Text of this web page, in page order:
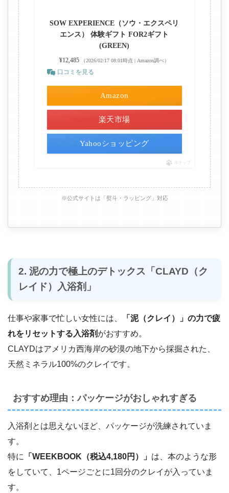
SOW EXPERIENCE（ソウ・エクスペリ
エンス） 体験ギフト FOR2ギフト
(GREEN)
¥12,485 （2026/02/17 08:01時点 | Amazon調べ）
口コミを見る
Amazon
楽天市場
Yahooショッピング
ポチップ
※公式サイトは「熨斗・ラッピング」対応
2. 泥の力で極上のデトックス「CLAYD（ク
レイド）入浴剤」
仕事や家事で忙しい女性には、
「泥（クレイ）」の力で疲
れをリセットする入浴剤 がおすすめ。
CLAYDはアメリカ西海岸の砂漠の地下から採掘された、
天然ミネラル100%のクレイです。
おすすめ理由：パッケージがおしゃれすぎる
入浴剤とは思えないほど、パッケージが洗練されていま
す。
特に
「WEEKBOOK（税込4,180円）」 は、本のような形
をしていて、1ページごとに1回分のクレイが入っていま
す。